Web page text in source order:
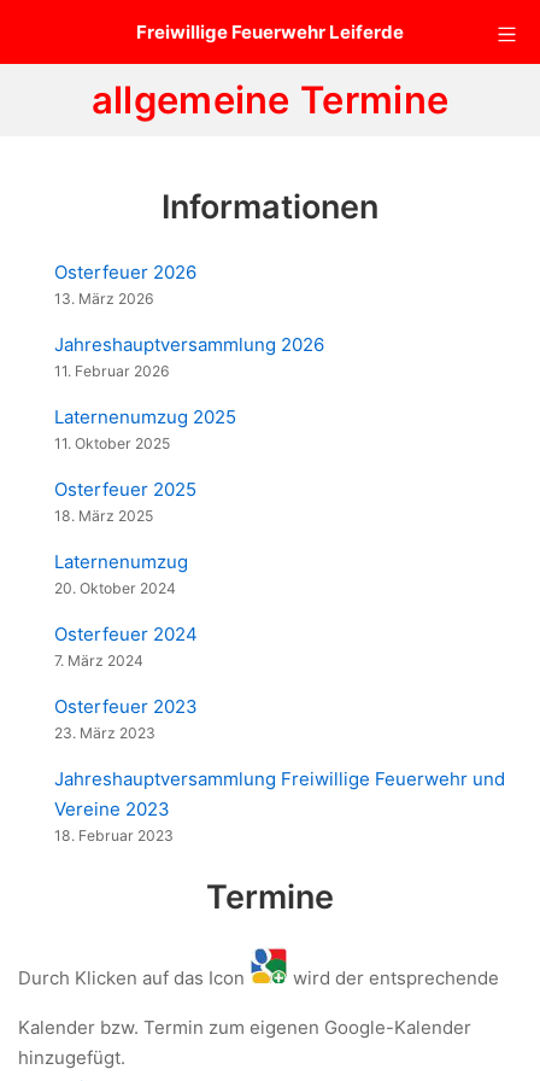
Freiwillige Feuerwehr Leiferde
allgemeine Termine
Informationen
Osterfeuer 2026
13. März 2026
Jahreshauptversammlung 2026
11. Februar 2026
Laternenumzug 2025
11. Oktober 2025
Osterfeuer 2025
18. März 2025
Laternenumzug
20. Oktober 2024
Osterfeuer 2024
7. März 2024
Osterfeuer 2023
23. März 2023
Jahreshauptversammlung Freiwillige Feuerwehr und
Vereine 2023
18. Februar 2023
Termine
Durch Klicken auf das Icon wird der entsprechende
Kalender bzw. Termin zum eigenen Google-Kalender
hinzugefügt.